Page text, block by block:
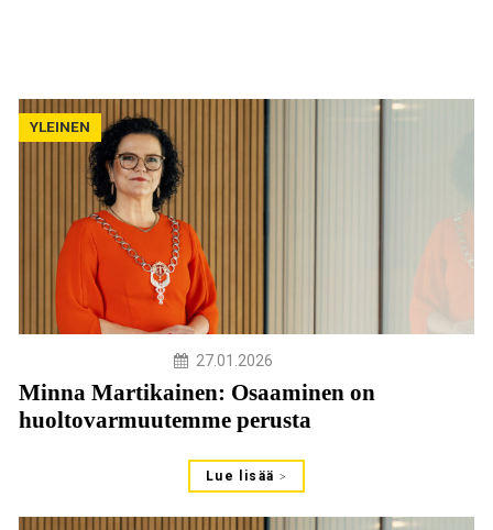
YLEINEN
27.01.2026
Minna Martikainen: Osaaminen on
huoltovarmuutemme perusta
Lue lisää